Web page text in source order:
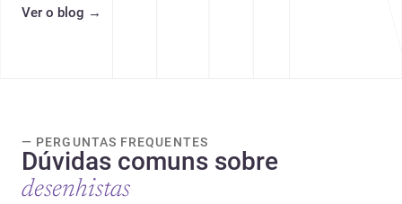
Ver o blog →
— PERGUNTAS FREQUENTES
Dúvidas comuns sobre
desenhistas